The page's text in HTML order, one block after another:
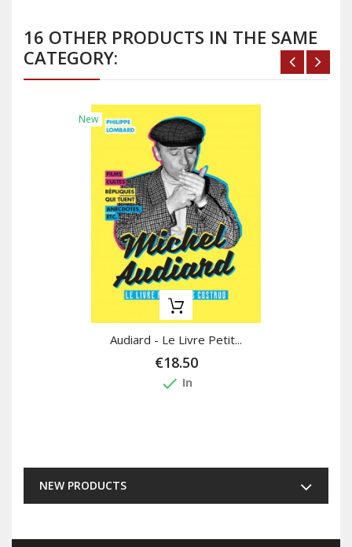
16 OTHER PRODUCTS IN THE SAME
CATEGORY:
New
Audiard - Le Livre Petit...
€18.50
done In
NEW PRODUCTS